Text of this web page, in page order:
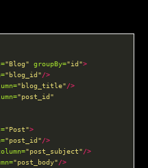
"Blog" groupBy="id">
"blog_id"/>
"blog_title"/>
"post_id"
"Post">
"post_id"/>
"post_subject"/>
"post_body"/>